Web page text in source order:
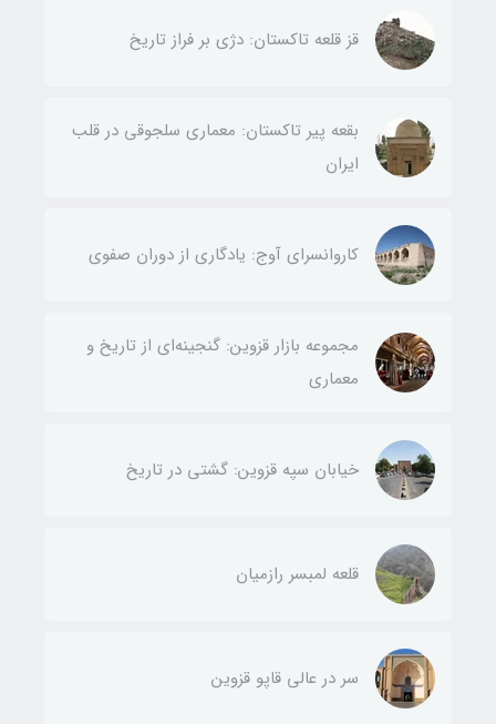
قز قلعه تاکستان: دژی بر فراز تاریخ
بقعه پیر تاکستان: معماری سلجوقی در قلب
ایران
کاروانسرای آوج: یادگاری از دوران صفوی
مجموعه بازار قزوین: گنجینه‌ای از تاریخ و
معماری
خیابان سپه قزوین: گشتی در تاریخ
قلعه لمبسر رازمیان
سر در عالی قاپو قزوین